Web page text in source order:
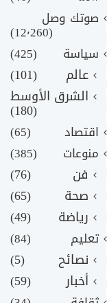
صوتك وصل
(12٬260)
سياسة
(425)
عالم
(101)
الشرق الأوسط
(180)
اقتصاد
(65)
منوعات
(385)
فن
(76)
صحة
(65)
رياضة
(49)
تعليم (84)
نصائح
(5)
أخبار
(59)